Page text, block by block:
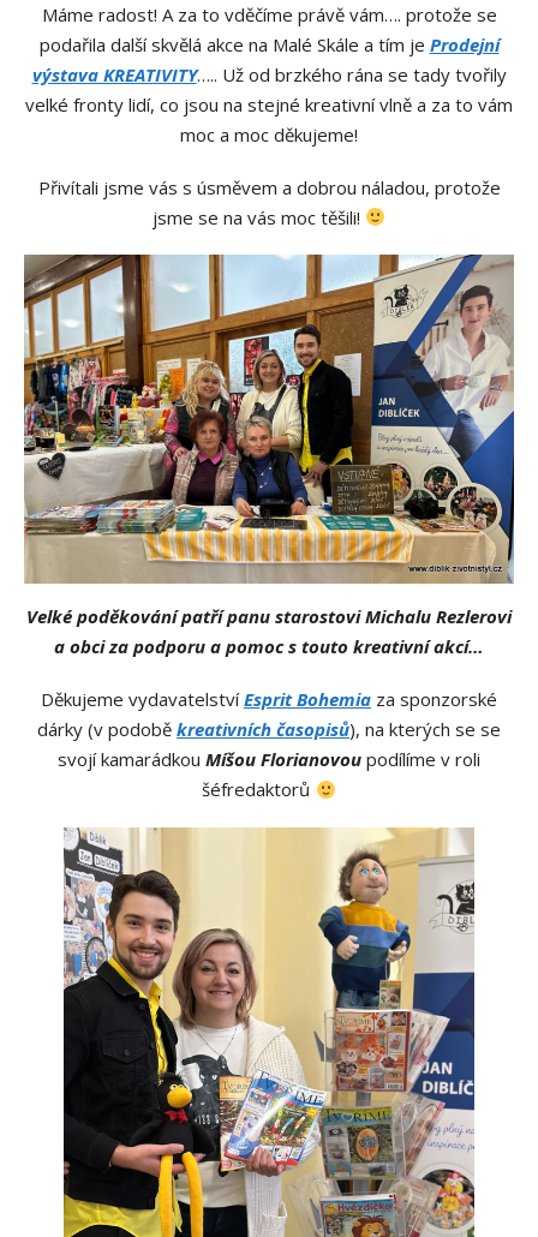
Máme radost! A za to vděčíme právě vám…. protože se
podařila další skvělá akce na Malé Skále a tím je Prodejní
výstava KREATIVITY….. Už od brzkého rána se tady tvořily
velké fronty lidí, co jsou na stejné kreativní vlně a za to vám
moc a moc děkujeme!
Přivítali jsme vás s úsměvem a dobrou náladou, protože
jsme se na vás moc těšili!
Velké poděkování patří panu starostovi Michalu Rezlerovi
a obci za podporu a pomoc s touto kreativní akcí…
Děkujeme vydavatelstvíEsprit Bohemia za sponzorské
dárky (v podobě kreativních časopisů), na kterých se se
svojí kamarádkou Míšou Florianovou podílíme v roli
šéfredaktorů